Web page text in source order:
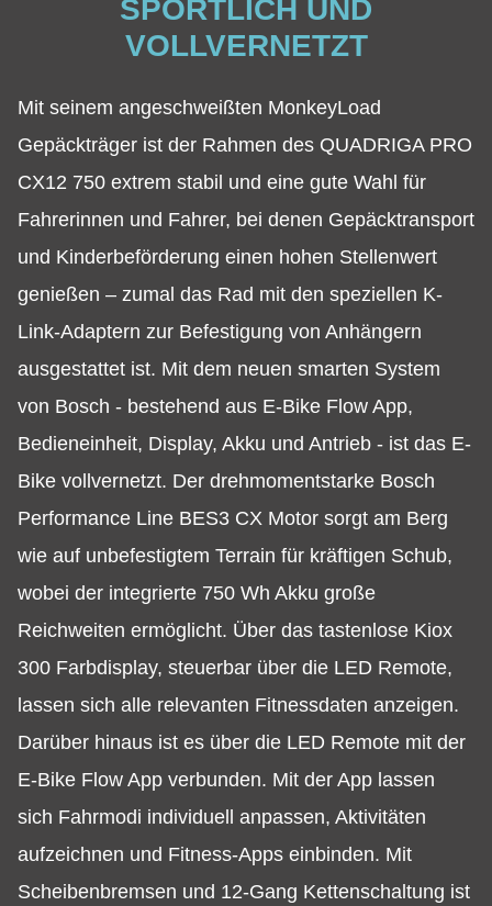
SPORTLICH UND
VOLLVERNETZT
Mit seinem angeschweißten MonkeyLoad
Gepäckträger ist der Rahmen des QUADRIGA PRO
CX12 750 extrem stabil und eine gute Wahl für
Fahrerinnen und Fahrer, bei denen Gepäcktransport
und Kinderbeförderung einen hohen Stellenwert
genießen – zumal das Rad mit den speziellen K-
Link-Adaptern zur Befestigung von Anhängern
ausgestattet ist. Mit dem neuen smarten System
von Bosch - bestehend aus E-Bike Flow App,
Bedieneinheit, Display, Akku und Antrieb - ist das E-
Bike vollvernetzt. Der drehmomentstarke Bosch
Performance Line BES3 CX Motor sorgt am Berg
wie auf unbefestigtem Terrain für kräftigen Schub,
wobei der integrierte 750 Wh Akku große
Reichweiten ermöglicht. Über das tastenlose Kiox
300 Farbdisplay, steuerbar über die LED Remote,
lassen sich alle relevanten Fitnessdaten anzeigen.
Darüber hinaus ist es über die LED Remote mit der
E-Bike Flow App verbunden. Mit der App lassen
sich Fahrmodi individuell anpassen, Aktivitäten
aufzeichnen und Fitness-Apps einbinden. Mit
Scheibenbremsen und 12-Gang Kettenschaltung ist